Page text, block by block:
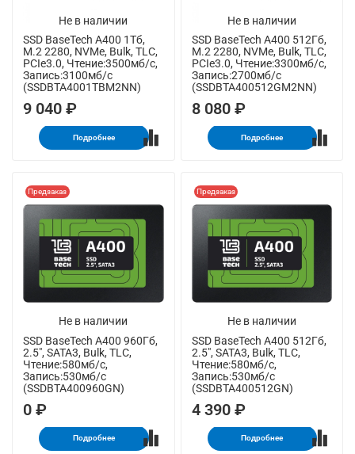
Не в наличии
SSD BaseTech A400 1Тб,
M.2 2280, NVMe, Bulk, TLC,
PCIe3.0, Чтение:3500мб/с,
Запись:3100мб/с
(SSDBTA4001TBM2NN)
9 040 ₽
Подробнее
Не в наличии
SSD BaseTech A400 512Гб,
M.2 2280, NVMe, Bulk, TLC,
PCIe3.0, Чтение:3300мб/с,
Запись:2700мб/с
(SSDBTA400512GM2NN)
8 080 ₽
Подробнее
Не в наличии
Предзаказ
SSD BaseTech A400 960Гб,
2.5", SATA3, Bulk, TLC,
Чтение:580мб/с,
Запись:530мб/с
(SSDBTA400960GN)
0 ₽
Подробнее
Не в наличии
Предзаказ
SSD BaseTech A400 512Гб,
2.5", SATA3, Bulk, TLC,
Чтение:580мб/с,
Запись:530мб/с
(SSDBTA400512GN)
4 390 ₽
Подробнее